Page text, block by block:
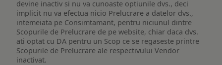
devine inactiv si nu va cunoaste optiunile dvs., deci
implicit nu va efectua nicio Prelucrare a datelor dvs.,
intemeiata pe Consimtamant, pentru niciunul dintre
Scopurile de Prelucrare de pe website, chiar daca dvs.
ati optat cu DA pentru un Scop ce se regaseste printre
Scopurile de Prelucrare ale respectivului Vendor
inactivat.